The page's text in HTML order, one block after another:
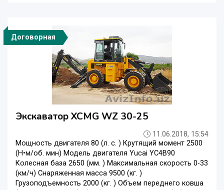
Договорная
Экскаватор XCMG WZ 30-25
11.06.2018, 15:54
Мощность двигателя 80 (л. с. ) Крутящий момент 2500
(Н•м/об. мин) Модель двигателя Yucai YC4B90
Колесная база 2650 (мм. ) Максимальная скорость 0-33
(км/ч) Снаряженная масса 9500 (кг. )
Грузоподъемность 2000 (кг. ) Объем переднего ковша